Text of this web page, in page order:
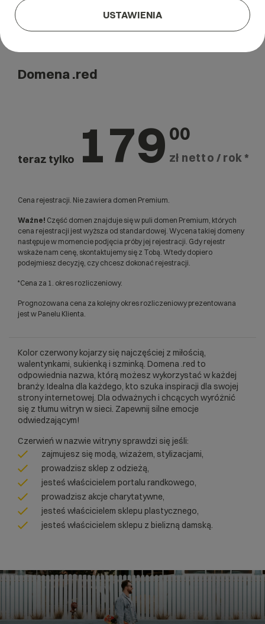
Domena .red
teraz tylko 179 00
zł netto / rok *
Cena rejestracji. Nie zawiera domen Premium.
Ważne! Część domen znajduje się w puli domen Premium, których
cena rejestracji jest wyższa od standardowej. Wycena takiej domeny
następuje w momencie podjęcia próby jej rejestracji. Gdy rejestr
wskaże nam cenę, skontaktujemy się z Tobą. Wtedy dopiero
podejmiesz decyzję, czy chcesz dokonać rejestracji.
*Cena za 1. okres rozliczeniowy.
Prognozowana cena za kolejny okres rozliczeniowy prezentowana
jest w Panelu Klienta.
Kolor czerwony kojarzy się najczęściej z miłością,
walentynkami, sukienką i szminką. Domena .red to
odpowiednia nazwa, którą możesz wykorzystać w każdej
branży. Idealna dla każdego, kto szuka inspiracji dla swojej
strony internetowej. Dla odważnych i chcących wyróżnić
się z tłumu witryn w sieci. Zapewnij silne emocje
odwiedzającym!
Czerwień w nazwie witryny sprawdzi się jeśli:
zajmujesz się modą, wizażem, stylizacjami,
prowadzisz sklep z odzieżą,
jesteś właścicielem portalu randkowego,
prowadzisz akcje charytatywne,
jesteś właścicielem sklepu plastycznego,
jesteś właścicielem sklepu z bielizną damską.
USTAWIENIA